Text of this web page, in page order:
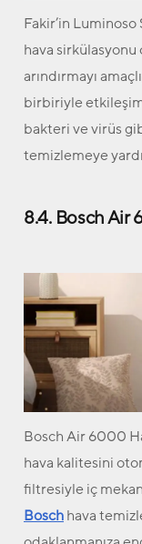
Fakir’in Luminoso
hava
arındırmayı
birbiriyle
bakteri ve virüs
temizlemeye
8.4. Bosch Air
Bosch Air 6000
hava kalitesini
filtresiyle iç
Boschhava